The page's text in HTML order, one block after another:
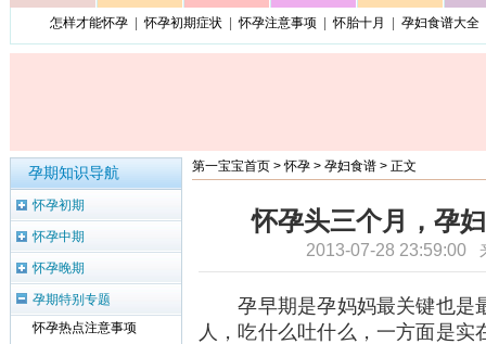
怎样才能怀孕 |怀孕初期症状 |怀孕注意事项 |怀胎十月 孕妇食谱大全
第一宝宝首页 >怀孕 > 孕妇食谱 > 正文
怀孕头三个月，孕
2013-07-28 23:59:00
孕早期是孕妈妈最关键也是
人，吃什么吐什么，一方面是
孕期知识导航
怀孕初期
怀孕中期
怀孕晚期
孕期特别专题
怀孕热点注意事项